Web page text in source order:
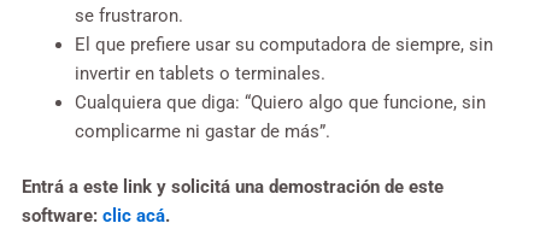
se frustraron.
El que prefiere usar su computadora de siempre, sin
invertir en tablets o terminales.
Cualquiera que diga: “Quiero algo que funcione, sin
complicarme ni gastar de más”.
Entrá a este link y solicitá una demostración de este
software: clic acá.